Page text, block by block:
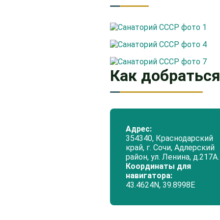
Как добраться
Адрес:
354340, Краснодарский
край, г. Сочи, Адлерский
район, ул. Ленина, д.217А.
Координаты для
навигатора:
43.4624N, 39.8998Е